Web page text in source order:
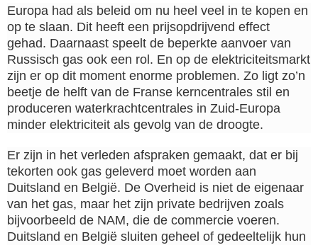
Europa had als beleid om nu heel veel in te kopen en
op te slaan. Dit heeft een prijsopdrijvend effect
gehad. Daarnaast speelt de beperkte aanvoer van
Russisch gas ook een rol. En op de elektriciteitsmarkt
zijn er op dit moment enorme problemen. Zo ligt zo’n
beetje de helft van de Franse kerncentrales stil en
produceren waterkrachtcentrales in Zuid-Europa
minder elektriciteit als gevolg van de droogte.
Er zijn in het verleden afspraken gemaakt, dat er bij
tekorten ook gas geleverd moet worden aan
Duitsland en België. De Overheid is niet de eigenaar
van het gas, maar het zijn private bedrijven zoals
bijvoorbeeld de NAM, die de commercie voeren.
Duitsland en België sluiten geheel of gedeeltelijk hun